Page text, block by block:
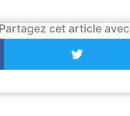
Partagez cet article